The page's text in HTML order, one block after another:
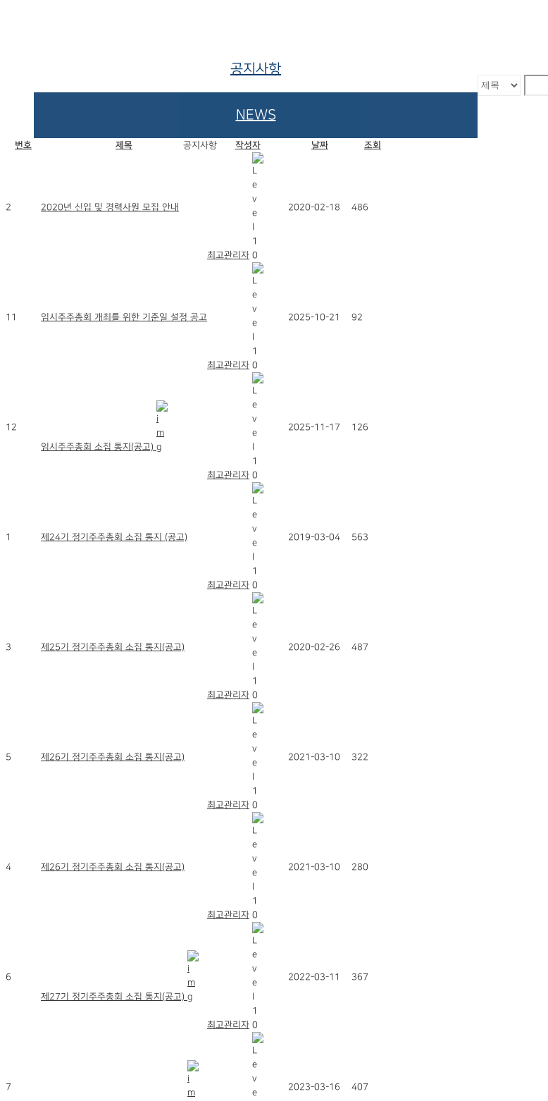
공지사항
NEWS
공지사항
번호 제목 작성자 날짜 조회
2 2020년 신입 및 경력사원 모집 안내
최고관리자
2020-02-18 486
11 임시주주총회 개최를 위한 기준일 설정 공고
최고관리자
2025-10-21 92
12
임시주주총회 소집 통지(공고)
최고관리자
2025-11-17 126
1 제24기 정기주주총회 소집 통지 (공고)
최고관리자
2019-03-04 563
3 제25기 정기주주총회 소집 통지(공고)
최고관리자
2020-02-26 487
5 제26기 정기주주총회 소집 통지(공고)
최고관리자
2021-03-10 322
4 제26기 정기주주총회 소집 통지(공고)
최고관리자
2021-03-10 280
6
제27기 정기주주총회 소집 통지(공고)
최고관리자
2022-03-11 367
7
2023-03-16 407